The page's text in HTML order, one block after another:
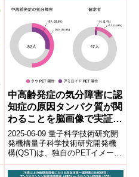
る...
中高齢発症の気分障害に認
知症の原因タンパク質が関
わることを脳画像で実証～
QSTの独自技術でタウタン
パク質病変を可視化し、客
観的診断・治療へ～
2025-06-09 ​量子科学技術研究開
発機構量子科学技術研究開発機
構(QST)は、独自のPETイメージ
ング技術を用いて、中高齢で発
症する気分障害(うつ病や双...